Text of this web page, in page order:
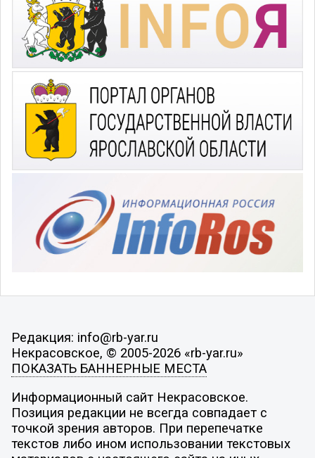
Редакция: info@rb-yar.ru
Некрасовское, © 2005-2026 «rb-yar.ru»
ПОКАЗАТЬ БАННЕРНЫЕ МЕСТА
Информационный сайт Некрасовское.
Позиция редакции не всегда совпадает с
точкой зрения авторов. При перепечатке
текстов либо ином использовании текстовых